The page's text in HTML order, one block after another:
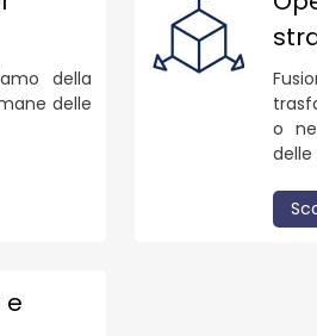
della
delle
o
delle
e